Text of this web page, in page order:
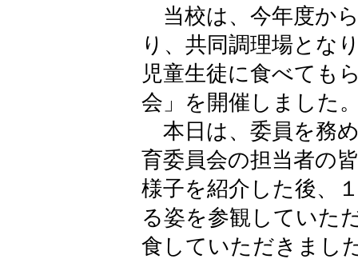
当校は、今年度か
り、共同調理場とな
児童生徒に食べても
会」を開催しました
本日は、委員を務
育委員会の担当者の
様子を紹介した後、
る姿を参観していた
食していただきまし